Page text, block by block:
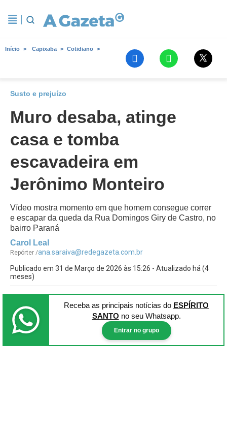
Início Capixaba Cotidiano
Susto e prejuízo
Muro desaba, atinge
casa e tomba
escavadeira em
Jerônimo Monteiro
Vídeo mostra momento em que homem consegue correr
e escapar da queda da Rua Domingos Giry de Castro, no
bairro Paraná
Carol Leal
Repórter /ana.saraiva@redegazeta.com.br
Publicado em 31 de Março de 2026 às 15:26 - Atualizado há (4
meses)
Receba as principais notícias do ESPÍRITO
SANTO no seu Whatsapp.
Entrar no grupo